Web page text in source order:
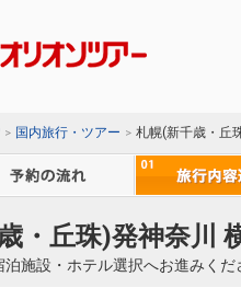
国内旅行・ツアー 札幌(新千歳・丘
・丘珠)発神奈川
泊施設・ホテル選択へお進みくだ